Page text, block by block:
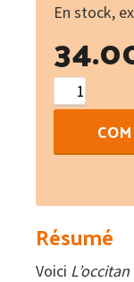
En stock,
quantité
de
L'occitan
:
metòde
Résumé
Voici